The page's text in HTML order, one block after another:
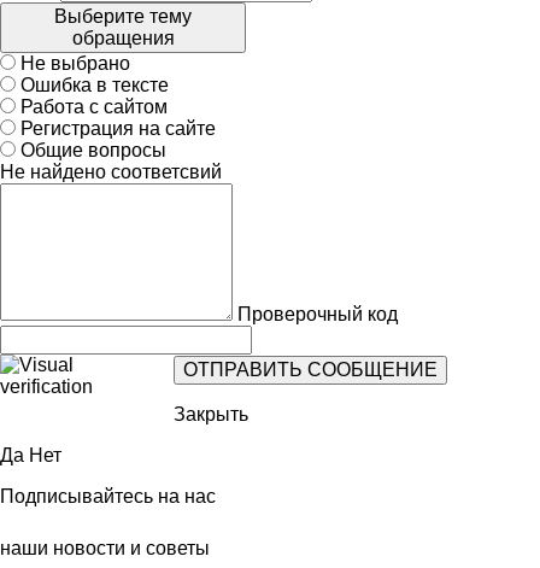
Выберите тему
обращения
Не выбрано
Ошибка в тексте
Работа с сайтом
Регистрация на сайте
Общие вопросы
Не найдено соответсвий
Проверочный код
Закрыть
Да Нет
Подписывайтесь на нас
наши новости и советы